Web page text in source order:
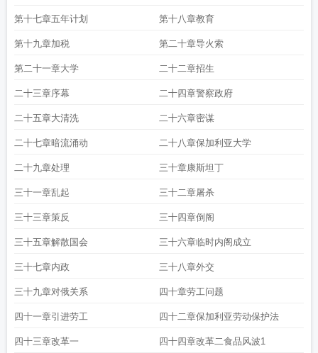
第十七章五年计划 第十八章教育
第十九章加税 第二十章导火索
第二十一章大学 二十二章招生
二十三章序幕 二十四章警察政府
二十五章大清洗 二十六章密谋
二十七章暗流涌动 二十八章保加利亚大学
二十九章处理 三十章康斯坦丁
三十一章乱起 三十二章屠杀
三十三章策反 三十四章倒阁
三十五章解散国会 三十六章临时内阁成立
三十七章内政 三十八章外交
三十九章对俄关系 四十章劳工问题
四十一章引进劳工 四十二章保加利亚劳动保护法
四十三章改革一 四十四章改革二食品风波1